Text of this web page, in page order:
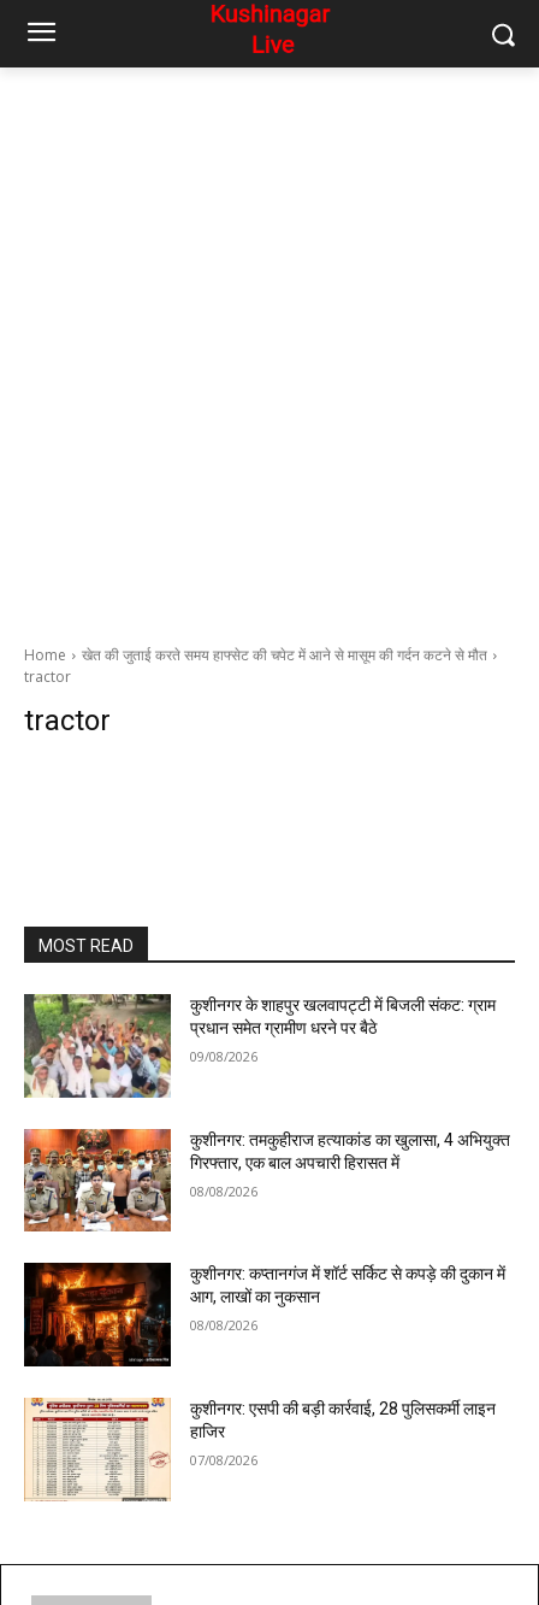
Home
खेत की जुताई करते समय हाफ्सेट की चपेट में आने से मासूम की गर्दन कटने से मौत
tractor
tractor
MOST READ
कुशीनगर के शाहपुर खलवापट्टी में बिजली संकट: ग्राम
प्रधान समेत ग्रामीण धरने पर बैठे
09/08/2026
कुशीनगर: तमकुहीराज हत्याकांड का खुलासा, 4 अभियुक्त
गिरफ्तार, एक बाल अपचारी हिरासत में
08/08/2026
कुशीनगर: कप्तानगंज में शॉर्ट सर्किट से कपड़े की दुकान में
आग, लाखों का नुकसान
08/08/2026
कुशीनगर: एसपी की बड़ी कार्रवाई, 28 पुलिसकर्मी लाइन
हाजिर
07/08/2026